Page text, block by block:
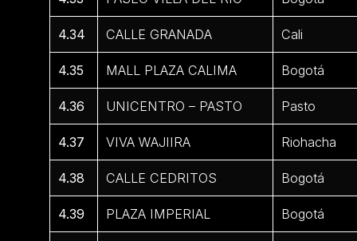
4.34 CALLE GRANADA Cali
4.35 MALL PLAZA CALIMA Bogotá
4.36 UNICENTRO – PASTO Pasto
4.37 VIVA WAJIIRA Riohacha
4.38 CALLE CEDRITOS Bogotá
4.39 PLAZA IMPERIAL Bogotá